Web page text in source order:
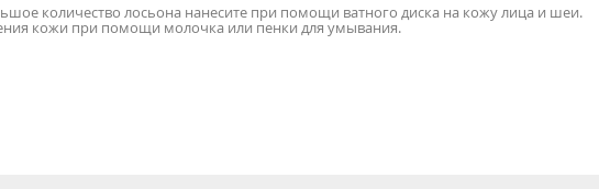
количество лосьона нанесите при помощи ватного диска на кожу лица и шеи.
кожи при помощи молочка или пенки для умывания.